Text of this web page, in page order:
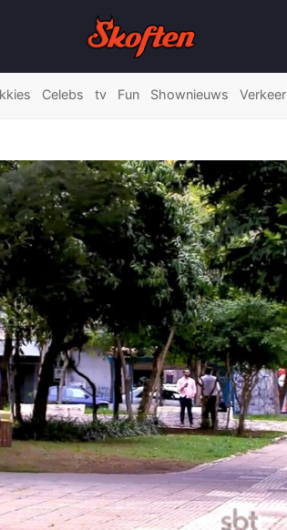
Celebs tv Fun Shownieuws Verkeer